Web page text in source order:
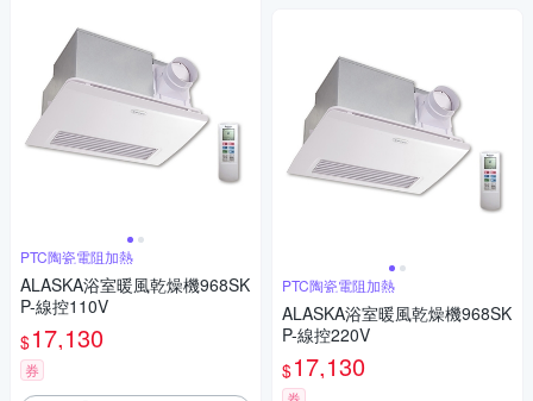
PTC陶瓷電阻加熱
ALASKA浴室暖風乾燥機968SK
P-線控110V
$17,130
券
PTC陶瓷電阻加熱
ALASKA浴室暖風乾燥機968SK
P-線控220V
$17,130